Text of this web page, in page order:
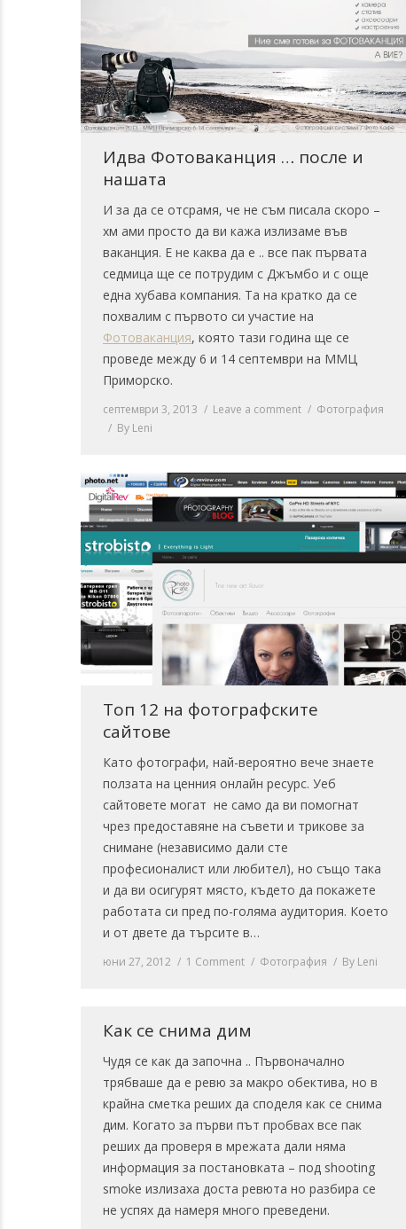
Идва Фотоваканция … после и
нашата
И за да се отсрамя, че не съм писала скоро –
хм ами просто да ви кажа излизаме във
ваканция. Е не каква да е .. все пак първата
седмица ще се потрудим с Джъмбо и с още
една хубава компания. Та на кратко да се
похвалим с първото си участие на
Фотоваканция, която тази година ще се
проведе между 6 и 14 септември на ММЦ
Приморско.
септември 3, 2013 Leave a comment
Фотография
By Leni
Топ 12 на фотографските
сайтове
Като фотографи, най-вероятно вече знаете
ползата на ценния онлайн ресурс. Уеб
сайтовете могат не само да ви помогнат
чрез предоставяне на съвети и трикове за
снимане (независимо дали сте
професионалист или любител), но също така
и да ви осигурят място, където да покажете
работата си пред по-голяма аудитория. Което
и от двете да търсите в…
юни 27, 2012 1 Comment Фотография By Leni
Как се снима дим
Чудя се как да започна .. Първоначално
трябваше да е ревю за макро обектива, но в
крайна сметка реших да споделя как се снима
дим. Когато за първи път пробвах все пак
реших да проверя в мрежата дали няма
информация за постановката – под shooting
smoke излизаха доста ревюта но разбира се
не успях да намеря много преведени.